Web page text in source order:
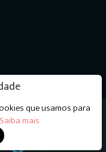
os direitos
que usamos para
Saiba mais